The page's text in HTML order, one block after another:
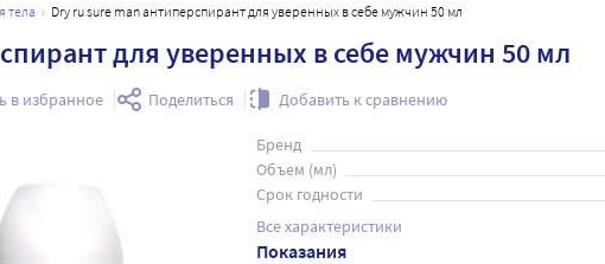
тела Dry ru sure man антиперспирант для уверенных в себе мужчин 50 мл
для уверенных в себе мужчин 50 мл
в избранное Поделиться Добавить к сравнению
Бренд
Объем (мл)
Срок годности
Все характеристики
Показания